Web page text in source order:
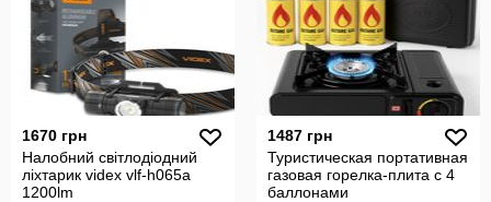
1670 грн
Налобний світлодіодний
ліхтарик videx vlf-h065a
1200lm
1487 грн
Туристическая портативная
газовая горелка-плита с 4
баллонами